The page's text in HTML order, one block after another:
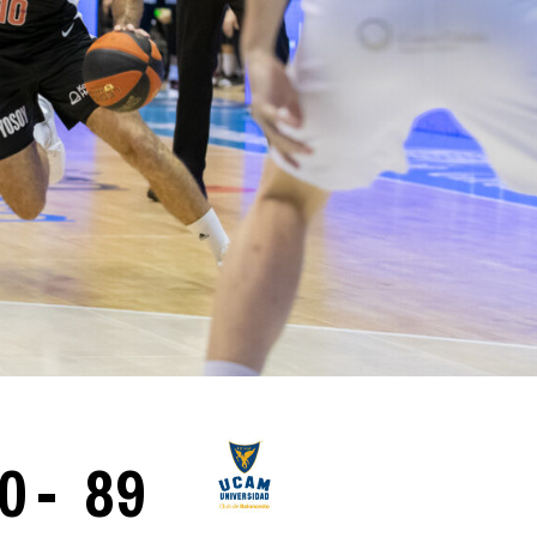
- 89
La entrevista bTactic
La entrevista bTactic
mayo 7, 2026
Nos hacemos mayores. Vamos creciendo. Tanto así
que el próximo 20 de mayo celebramos nuestro
cuarto cumpleaños. Y todo crecimiento conlleva
sus cambios. Cambio que...